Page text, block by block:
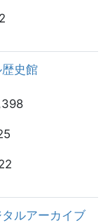
史館
ルアーカイブ